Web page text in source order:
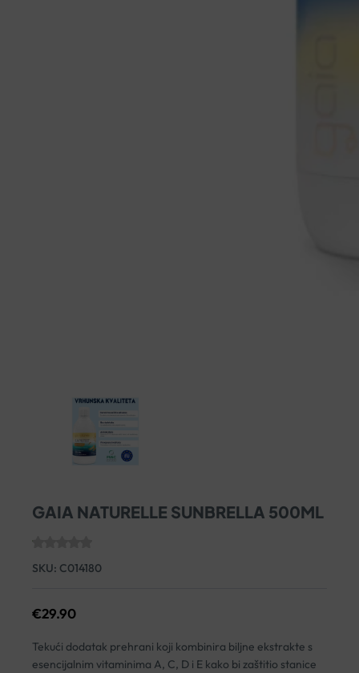
GAIA NATURELLE SUNBRELLA 500ML
SKU: C014180
€29.90
Tekući dodatak prehrani koji kombinira biljne ekstrakte s
esencijalnim vitaminima A, C, D i E kako bi zaštitio stanice